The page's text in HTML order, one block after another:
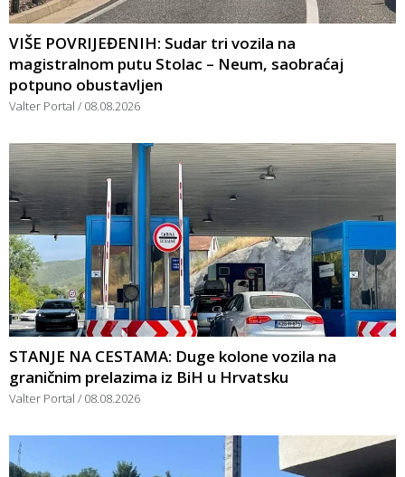
VIŠE POVRIJEĐENIH: Sudar tri vozila na
magistralnom putu Stolac – Neum, saobraćaj
potpuno obustavljen
Valter Portal 08.08.2026
STANJE NA CESTAMA: Duge kolone vozila na
graničnim prelazima iz BiH u Hrvatsku
Valter Portal 08.08.2026